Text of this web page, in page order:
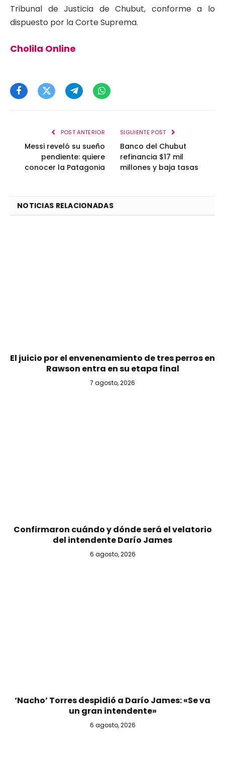
Tribunal de Justicia de Chubut, conforme a lo
dispuesto por la Corte Suprema.
Cholila Online
FacebookTwitterTelegramWhatsApp
POST ANTERIOR
Messi reveló su sueño
pendiente: quiere
conocer la Patagonia
SIGUIENTE POST
Banco del Chubut
refinancia $17 mil
millones y baja tasas
NOTICIAS RELACIONADAS
El juicio por el envenenamiento de tres perros en
Rawson entra en su etapa final
7 agosto, 2026
Confirmaron cuándo y dónde será el velatorio
del intendente Darío James
6 agosto, 2026
‘Nacho’ Torres despidió a Darío James: «Se va
un gran intendente»
6 agosto, 2026